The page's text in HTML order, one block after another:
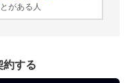
がある人
約する